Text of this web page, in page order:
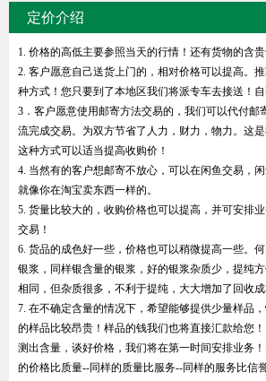
定价介绍
1. 价格的高低主要参照当天的行情！还有货物的含贵
2. 客户愿意自己送货上门的，相对价格可以提高。
种方式！您只要到了本地区我们将派专车去接送！
3．客户愿意使用邮寄方法交易的，我们可以代付邮
流完成交易。为双方节省了人力，财力，物力。这
这种方式可以适当提高收购价！
4. 当然有的客户想邮寄不放心，可以在闲鱼交易，
就像你在淘宝卖东西一样的。
5. 货量比较大的，收购价格也可以提高，并可安排
交易！
6. 货品的成色好一些，价格也可以稍微提高一些。
银浆，同样银含量的银浆，好的银浆杂质少，提纯
相同，但杂质很多，不利于提纯，大大增加了回收成
7. 在不确定含量的情况下，希望能够提供少量样品
的样品比较昂贵！样品的钱我们也将直接汇款给您
测出含量，谈好价格，我们将在第一时间安排业务
的价格比质量--同样的质量比服务--同样的服务比信誉